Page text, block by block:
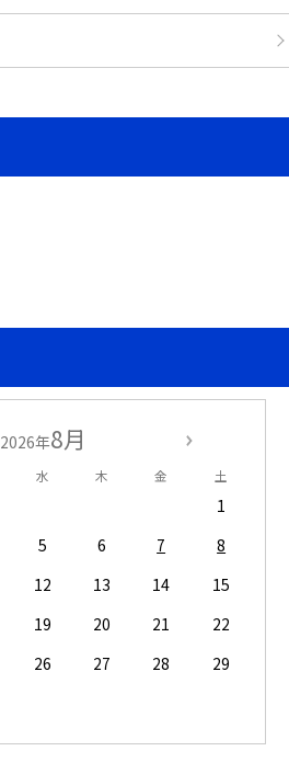
2026年8月
水 木 金 土
1
5 6 7
8
12 13 14
15
19 20 21
22
26 27 28
29